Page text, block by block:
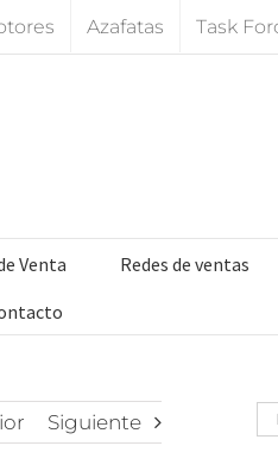
Azafatas Task
Venta Redes de ventas
Siguiente